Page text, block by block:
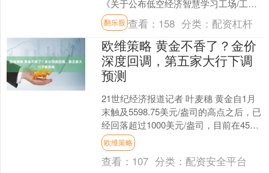
《关于公布低空经济智慧学习工场/工信
国际低空经济产业学院项目首批建设院
校名单的通知》。按照....
翻乐股 查看： 158 分类： 配资杠杆
欧维策略 黄金不香了？金价
深度回调，第五家大行下调
预测
21世纪经济报道记者 叶麦穗 黄金自1月
末触及5598.75美元/盎司的高点之后，已
经回落超过1000美元/盎司，目前在4500
美元/盎司附近徘徊，整体呈现“冲....
欧维策略
查看： 107 分类： 配资安全平台